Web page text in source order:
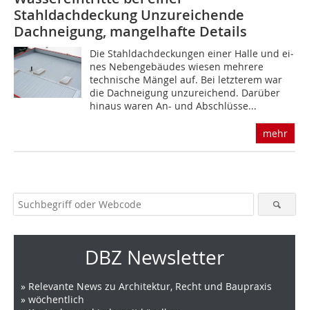
Stahldachdeckung Unzureichende
Dachneigung, mangelhafte Details
Die Stahldachdeckungen einer Halle und ei­
nes Nebengebäudes wiesen mehrere
technische Mängel auf. Bei letzterem war
die Dachneigung unzureichend. Darüber
hinaus waren An- und Abschlüsse...
mehr
DBZ Newsletter
» Relevante News zu Architektur, Recht und Baupraxis
» wöchentlich